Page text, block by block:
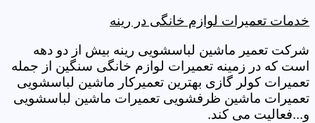
خدمات تعمیرات لوازم خانگی در رینه
شرکت تعمیر ماشین لباسشویی رینه بیش از دو دهه
است که در زمینه تعمیرات لوازم خانگی سنگین از جمله
تعمیرات کولر گازی بهترین تعمیرکار ماشین لباسشویی
تعمیرات ماشین ظرفشویی تعمیرات ماشین لباسشویی
و...فعالیت می کند.